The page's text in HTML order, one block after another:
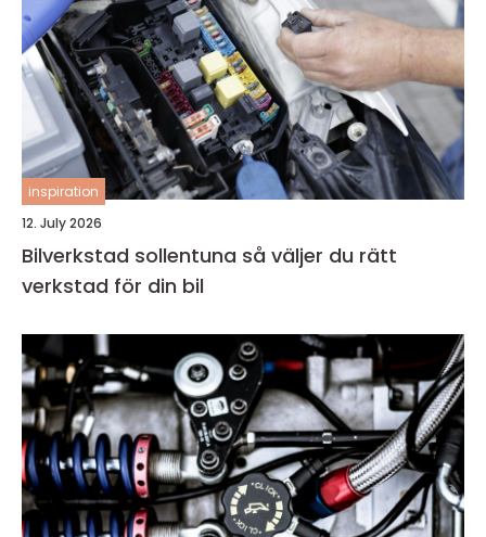
inspiration
12. July 2026
Bilverkstad sollentuna så väljer du rätt
verkstad för din bil